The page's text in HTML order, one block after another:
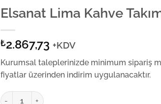
Elsanat Lima Kahve
₺2.867,73 +KDV
Kurumsal taleplerinizde minimum sipariş
fiyatlar üzerinden indirim uygulanacaktır.
Elsanat Lima Kahve Takımı adet